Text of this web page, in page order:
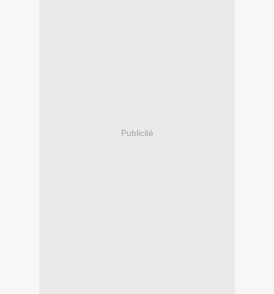
Publicité